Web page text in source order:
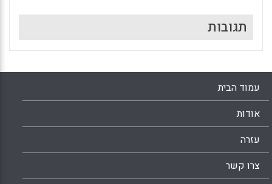
תגובות
עמוד הבית
אודות
עזרה
צרו קשר